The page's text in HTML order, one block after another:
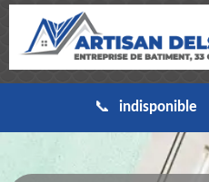
indisponible